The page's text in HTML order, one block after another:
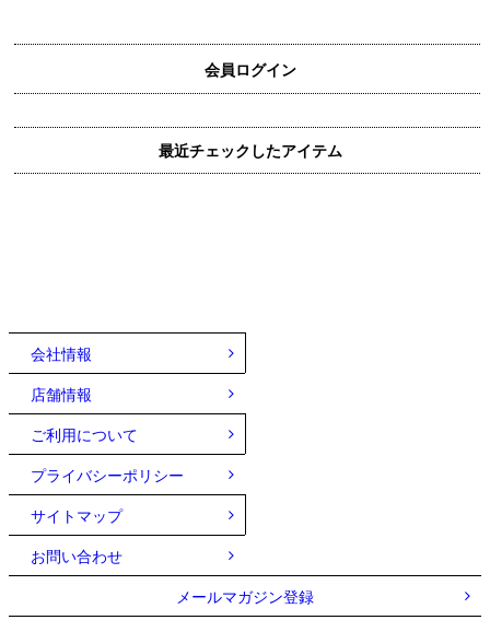
会員ログイン
最近チェックしたアイテム
会社情報
店舗情報
ご利用について
プライバシーポリシー
サイトマップ
お問い合わせ
メールマガジン登録